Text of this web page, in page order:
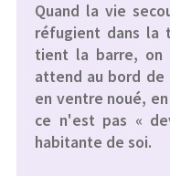
Quand la vie
réfugient dans la
tient la barre, on
attend au bord
en ventre noué,
ce n'est pas «
habitante de soi.